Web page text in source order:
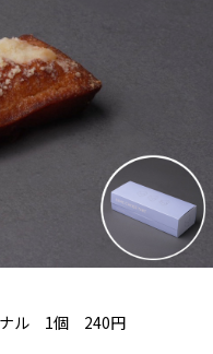
ナル 1個 240円